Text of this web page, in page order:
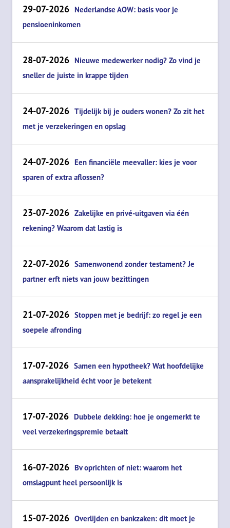
29-07-2026 Nederlandse AOW: basis voor je
pensioeninkomen
28-07-2026 Nieuwe medewerker nodig? Zo vind je
sneller de juiste in krappe tijden
24-07-2026 Tijdelijk bij je ouders wonen? Zo zit het
met je verzekeringen en opslag
24-07-2026 Een financiële meevaller: kies je voor
sparen of extra aflossen?
23-07-2026 Zakelijke en privé-uitgaven via één
rekening? Waarom dat lastig is
22-07-2026 Samenwonend zonder testament? Je
partner erft niets van jouw bezittingen
21-07-2026 Stoppen met je bedrijf: zo regel je een
soepele afronding
17-07-2026 Samen een hypotheek? Wat hoofdelijke
aansprakelijkheid écht voor je betekent
17-07-2026 Dubbele dekking: hoe je ongemerkt te
veel verzekeringspremie betaalt
16-07-2026 Bv oprichten of niet: waarom het
omslagpunt heel persoonlijk is
15-07-2026 Overlijden en bankzaken: dit moet je